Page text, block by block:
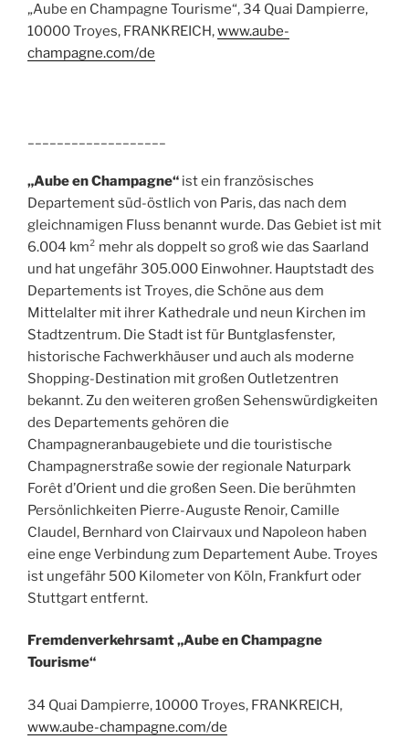
„Aube en Champagne Tourisme“, 34 Quai Dampierre,
10000 Troyes, FRANKREICH,www.aube-
champagne.com/de
„Aube en Champagne“ ist ein französisches
Departement süd-östlich von Paris, das nach dem
gleichnamigen Fluss benannt wurde. Das Gebiet ist mit
6.004 km² mehr als doppelt so groß wie das Saarland
und hat ungefähr 305.000 Einwohner. Hauptstadt des
Departements ist Troyes, die Schöne aus dem
Mittelalter mit ihrer Kathedrale und neun Kirchen im
Stadtzentrum. Die Stadt ist für Buntglasfenster,
historische Fachwerkhäuser und auch als moderne
Shopping-Destination mit großen Outletzentren
bekannt. Zu den weiteren großen Sehenswürdigkeiten
des Departements gehören die
Champagneranbaugebiete und die touristische
Champagnerstraße sowie der regionale Naturpark
Forêt d’Orient und die großen Seen. Die berühmten
Persönlichkeiten Pierre-Auguste Renoir, Camille
Claudel, Bernhard von Clairvaux und Napoleon haben
eine enge Verbindung zum Departement Aube. Troyes
ist ungefähr 500 Kilometer von Köln, Frankfurt oder
Stuttgart entfernt.
Fremdenverkehrsamt „Aube en Champagne
Tourisme“
34 Quai Dampierre, 10000 Troyes, FRANKREICH,
www.aube-champagne.com/de